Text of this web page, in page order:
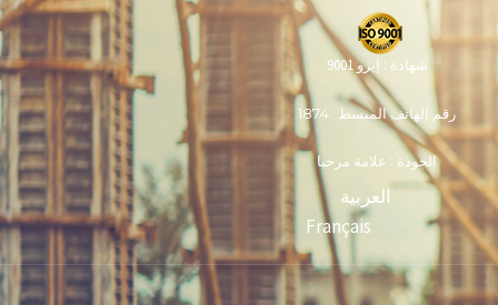
شهادة : إيزو 9001
رقم الهاتف المبسط : 1874
الجودة : علامة مرحبا
العربية
Français